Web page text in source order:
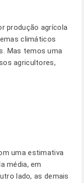
produção agrícola
climáticos
Mas temos uma
agricultores,
uma estimativa
média, em
lado, as demais